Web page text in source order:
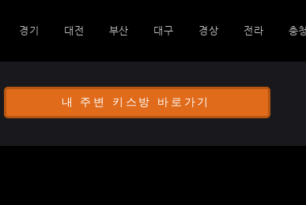
경기 대전 부산 대구 경상 전라 충청
내 주변 키스방 바로가기